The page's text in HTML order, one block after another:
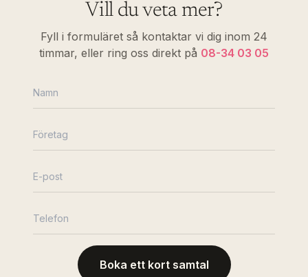
Vill du veta mer?
Fyll i formuläret så kontaktar vi dig inom 24
timmar, eller ring oss direkt på 08-34 03 05
Boka ett kort samtal